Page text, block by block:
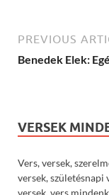
PREVIOUS
Benedek Elek:
VERSEK
Vers, versek,
versek, születésnapi